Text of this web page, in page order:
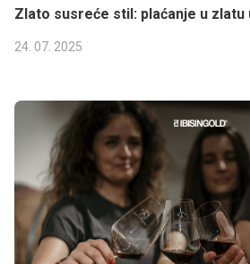
Zlato susreće stil: plaćanje u zlatu
24. 07. 2025